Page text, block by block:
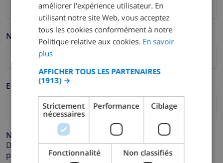
Nom de famille *
E-mail *
Numéro de téléphone *
Dans le cas où votre adresse e-mail ne fonctionnerait
pas correctement.
SPANISH
GERMAN
DANISH
améliorer l'expérience utilisateur. En
utilisant notre site Web, vous acceptez
tous les cookies conformément à notre
Politique relative aux cookies. En savoir
plus
AFFICHER TOUS LES PARTENAIRES
(1913) →
Strictement
nécessaires
Performance Ciblage
Fonctionnalité Non classifiés